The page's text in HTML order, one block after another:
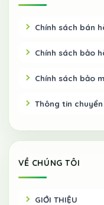
Chính sách bán
Chính sách bảo
Chính sách bảo
Thông tin
VỀ CHÚNG TÔI
GIỚI THIỆU